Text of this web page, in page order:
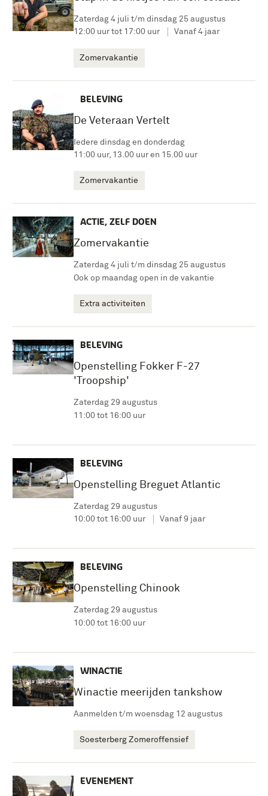
Zaterdag 4 juli t/m dinsdag 25 augustus
12:00 uur tot 17:00 uur
Vanaf 4 jaar
Zomervakantie
BELEVING
De Veteraan Vertelt
Iedere dinsdag en donderdag
11:00 uur, 13.00 uur en 15.00 uur
Zomervakantie
ACTIE, ZELF DOEN
Zomervakantie
Zaterdag 4 juli t/m dinsdag 25 augustus
Ook op maandag open in de vakantie
Extra activiteiten
BELEVING
Openstelling Fokker F-27
'Troopship'
Zaterdag 29 augustus
11:00 tot 16:00 uur
BELEVING
Openstelling Breguet Atlantic
Zaterdag 29 augustus
10:00 tot 16:00 uur
Vanaf 9 jaar
BELEVING
Openstelling Chinook
Zaterdag 29 augustus
10:00 tot 16:00 uur
WINACTIE
Winactie meerijden tankshow
Aanmelden t/m woensdag 12 augustus
Soesterberg Zomeroffensief
EVENEMENT